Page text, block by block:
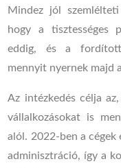
Mindez jól
hogy a tisztességes
eddig, és a fordított
mennyit nyernek majd
Az intézkedés célja
vállalkozásokat is
alól. 2022-ben a cégek
adminisztráció, így a